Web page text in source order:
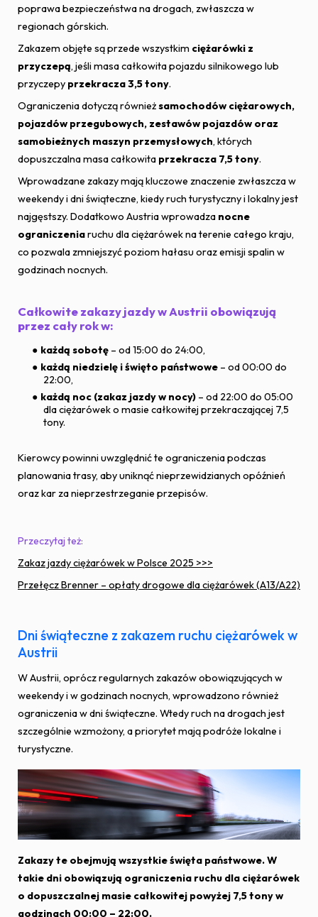
poprawa bezpieczeństwa na drogach, zwłaszcza w
regionach górskich.
Zakazem objęte są przede wszystkim ciężarówki z
przyczepą, jeśli masa całkowita pojazdu silnikowego lub
przyczepy przekracza 3,5 tony.
Ograniczenia dotyczą równieżsamochodów ciężarowych,
pojazdów przegubowych, zestawów pojazdów oraz
samobieżnych maszyn przemysłowych, których
dopuszczalna masa całkowita przekracza 7,5 tony.
Wprowadzane zakazy mają kluczowe znaczenie zwłaszcza w
weekendy i dni świąteczne, kiedy ruch turystyczny i lokalny jest
najgęstszy. Dodatkowo Austria wprowadza nocne
ograniczeniaruchu dla ciężarówek na terenie całego kraju,
co pozwala zmniejszyć poziom hałasu oraz emisji spalin w
godzinach nocnych.
Całkowite zakazy jazdy w Austrii obowiązują
przez cały rok w:
każdą sobotę – od 15:00 do 24:00,
każdą niedzielę i święto państwowe – od 00:00 do
22:00,
każdą noc (zakaz jazdy w nocy) – od 22:00 do 05:00
dla ciężarówek o masie całkowitej przekraczającej 7,5
tony.
Kierowcy powinni uwzględnić te ograniczenia podczas
planowania trasy, aby uniknąć nieprzewidzianych opóźnień
oraz kar za nieprzestrzeganie przepisów.
Przeczytaj też:
Zakaz jazdy ciężarówek w Polsce 2025 >>>
Przełęcz Brenner – opłaty drogowe dla ciężarówek (A13/A22)
Dni świąteczne z zakazem ruchu ciężarówek w
Austrii
W Austrii, oprócz regularnych zakazów obowiązujących w
weekendy i w godzinach nocnych, wprowadzono również
ograniczenia w dni świąteczne. Wtedy ruch na drogach jest
szczególnie wzmożony, a priorytet mają podróże lokalne i
turystyczne.
Zakazy te obejmują wszystkie święta państwowe. W
takie dni obowiązują ograniczenia ruchu dla ciężarówek
o dopuszczalnej masie całkowitej powyżej 7,5 tony w
godzinach 00:00 – 22:00.